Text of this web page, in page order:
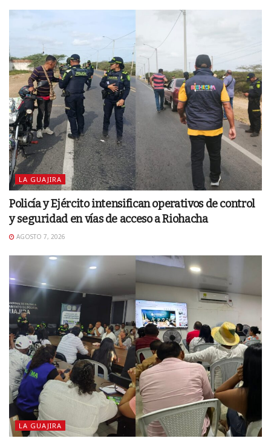
LA GUAJIRA
Policía y Ejército intensifican operativos de control
y seguridad en vías de acceso a Riohacha
AGOSTO 7, 2026
LA GUAJIRA